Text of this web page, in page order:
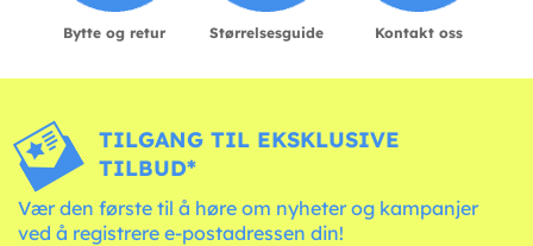
Bytte og retur Størrelsesguide Kontakt oss
TILGANG TIL EKSKLUSIVE
TILBUD*
Vær den første til å høre om nyheter og kampanjer
ved å registrere e-postadressen din!